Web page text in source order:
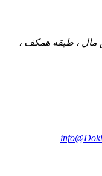
مال ، طبقه همکف ،